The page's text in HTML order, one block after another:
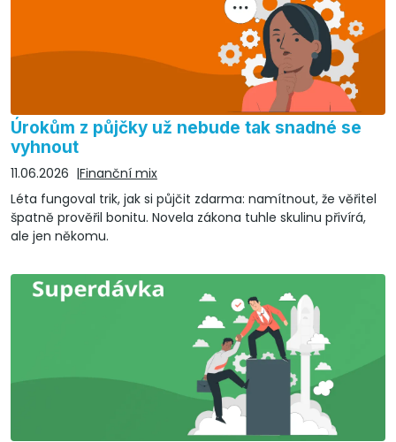
Úrokům z půjčky už nebude tak snadné se
vyhnout
11.06.2026
Finanční mix
Léta fungoval trik, jak si půjčit zdarma: namítnout, že věřitel
špatně prověřil bonitu. Novela zákona tuhle skulinu přivírá,
ale jen někomu.